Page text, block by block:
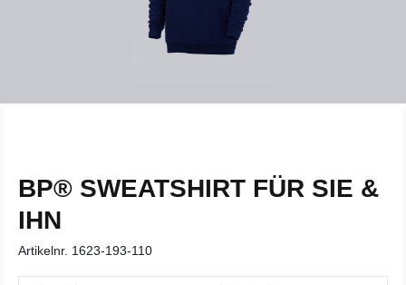
BP® SWEATSHIRT FÜR SIE &
IHN
Artikelnr. 1623-193-110